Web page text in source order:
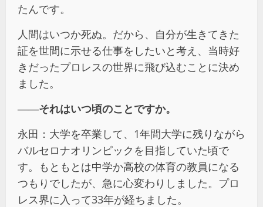
たんです。
人間はいつか死ぬ。だから、自分が生きてきた
証を世間に示せる仕事をしたいと考え、当時好
きだったプロレスの世界に飛び込むことに決め
ました。
――それはいつ頃のことですか。
永田：大学を卒業して、1年間大学に残りながら
バルセロナオリンピックを目指していた頃で
す。もともとは中学か高校の体育の教員になる
つもりでしたが、急に心変わりしました。プロ
レス界に入って33年が経ちました。